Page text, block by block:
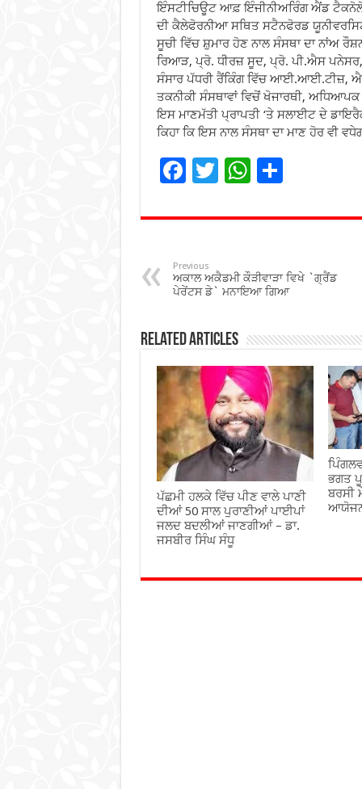
ਇੰਸਟੀਚਿਊਟ ਆਫ਼ ਇੰਜੀਨੀਅਰਿੰਗ ਐਂਡ
ਦੀ ਕੈਲੇਫੋਰਨੀਆ ਸਥਿਤ ਸਟੈਨਫੋਰਡ
ਸੂਚੀ ਵਿੱਚ ਸ਼ੁਮਾਰ ਹੋਣ ਨਾਲ ਸੰਸਥਾ ਦਾ ਨਾਂਅ
ਰਿਆੜ, ਪ੍ਰੋ. ਧੀਰਜ਼ ਸੂਦ, ਪ੍ਰੋ. ਪੀ.ਐਸ
ਸੰਸਾਰ ਪੱਧਰੀ ਰੈਂਕਿੰਗ ਵਿੱਚ
ਤਕਨੀਕੀ ਸੰਸਥਾਵਾਂ ਵਿਚੋਂ ਖੋਜਾਰਥੀ,
ਇਸ ਮਾਣਮੱਤੀ ਪ੍ਰਾਪਤੀ ‘ਤੇ ਸਲਾਈਟ ਦੇ
ਕਿਹਾ ਕਿ ਇਸ ਨਾਲ ਸੰਸਥਾ ਦਾ ਮਾਣ ਹੋਰ ਵੀ
F
e
o
o
k
T
tt
W
at
p
p
S
ar
Previous
ਅਕਾਲ ਅਕੈਡਮੀ ਕੌੜੀਵਾੜਾ ਵਿਖੇ `ਗ੍ਰੈਂਡ
ਪੇਰੇਂਟਸ ਡੇ` ਮਨਾਇਆ ਗਿਆ
Related Articles
ਪੱਛਮੀ ਹਲਕੇ ਵਿੱਚ ਪੀਣ ਵਾਲੇ ਪਾਣੀ
ਦੀਆਂ 50 ਸਾਲ ਪੁਰਾਣੀਆਂ ਪਾਈਪਾਂ
ਜਲਦ ਬਦਲੀਆਂ ਜਾਣਗੀਆਂ – ਡਾ.
ਜਸਬੀਰ ਸਿੰਘ ਸੰਧੂ
ਭਗਤ
ਬਰਸੀ